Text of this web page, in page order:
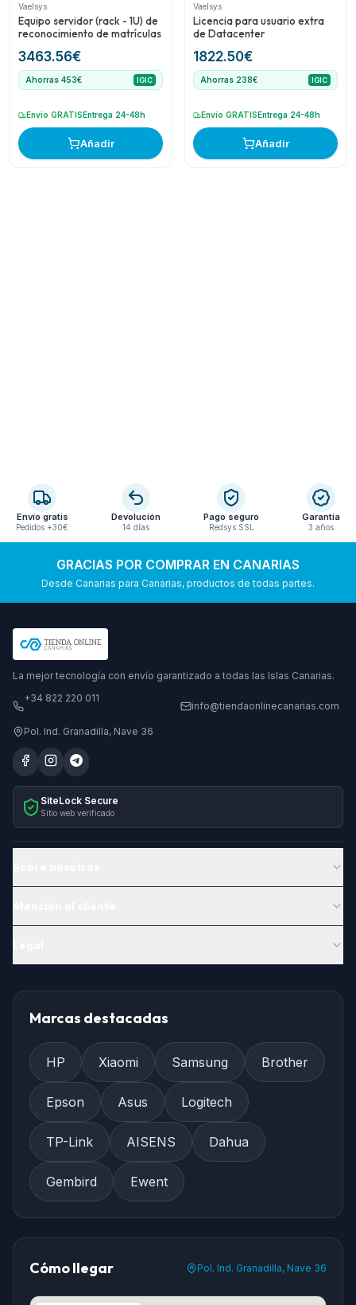
Vaelsys
Equipo servidor (rack - 1U) de
reconocimiento de matrículas
3463.56€
Ahorras 453€ IGIC
Envío GRATIS Entrega 24-48h
Añadir
Vaelsys
Licencia para usuario extra
de Datacenter
1822.50€
Ahorras 238€ IGIC
Envío GRATIS Entrega 24-48h
Añadir
Envío gratis
Pedidos +30€
Devolución
14 días
Pago seguro
Redsys SSL
Garantía
3 años
GRACIAS POR COMPRAR EN CANARIAS
Desde Canarias para Canarias, productos de todas partes.
La mejor tecnología con envío garantizado a todas las Islas Canarias.
+34 822 220 011
info@tiendaonlinecanarias.com
Pol. Ind. Granadilla, Nave 36
SiteLock Secure
Sitio web verificado
Marcas destacadas
HP Xiaomi Samsung Brother
Epson Asus Logitech
TP-Link AISENS Dahua
Gembird Ewent
Cómo llegar Pol. Ind. Granadilla, Nave 36